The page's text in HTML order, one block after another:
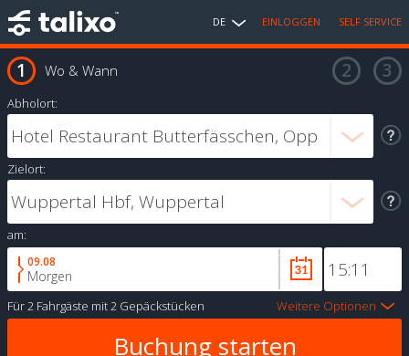
DE EINLOGGEN SELF SERVICE
Wo & Wann
Abholort:
Zielort:
am:
09.08
Morgen
Für2 Fahrgäste mit2 Gepäckstücken Weitere Optionen